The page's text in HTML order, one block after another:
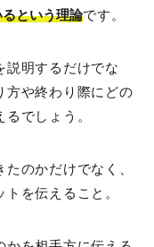
という理論です。
説明するだけでな
方や終わり際にどの
でしょう。
のかだけでなく、
を伝えること。